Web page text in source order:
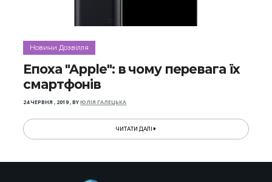
Новини Дозвілля
Епоха "Apple": в чому перевага їх
смартфонів
24 ЧЕРВНЯ , 2019,BYЮЛІЯ ГАЛЕЦЬКА
ЧИТАТИ ДАЛІ